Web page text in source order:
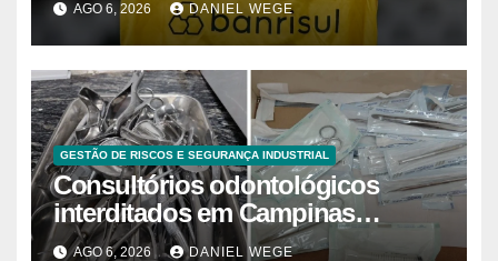
AGO 6, 2026 DANIEL WEGE
GESTÃO DE RISCOS E SEGURANÇA INDUSTRIAL
Consultórios odontológicos
interditados em Campinas
superam 2025
AGO 6, 2026 DANIEL WEGE